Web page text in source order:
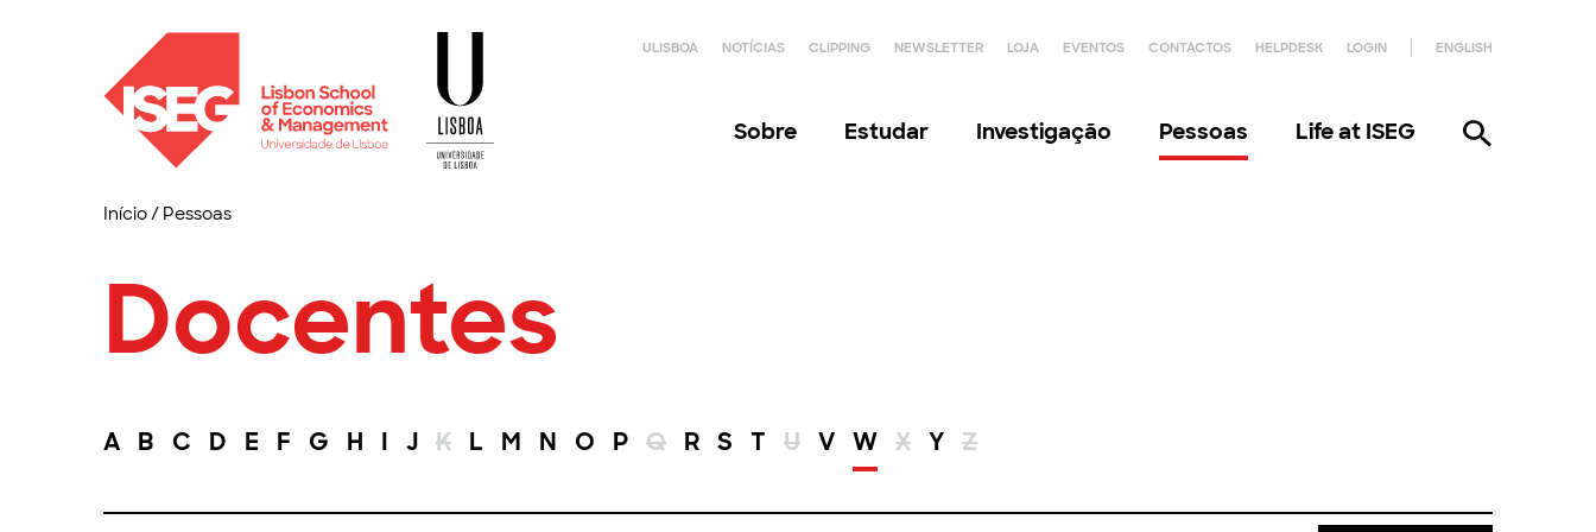
ULISBOA NOTÍCIAS CLIPPING NEWSLETTER LOJA EVENTOS CONTACTOS HELPDESK LOGIN ENGLISH
Sobre Estudar Investigação Pessoas Life at ISEG
Início/ Pessoas
Docentes
A B C D E F G H I J K L M N O P Q R S T U V W X Y Z